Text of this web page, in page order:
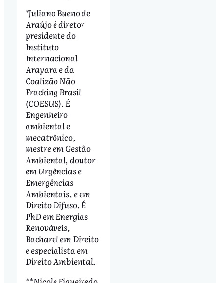
*Juliano Bueno de
Araújo é diretor
presidente do
Instituto
Internacional
Arayara e da
Coalizão Não
Fracking Brasil
(COESUS). É
Engenheiro
ambiental e
mecatrônico,
mestre em Gestão
Ambiental, doutor
em Urgências e
Emergências
Ambientais, e em
Direito Difuso. É
PhD em Energias
Renováveis,
Bacharel em Direito
e especialista em
Direito Ambiental.